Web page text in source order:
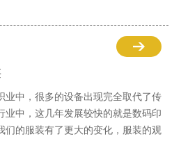
业中，很多的设备出现完全取代了传
业中，这几年发展较快的就是数码印
们的服装有了更大的变化，服装的观